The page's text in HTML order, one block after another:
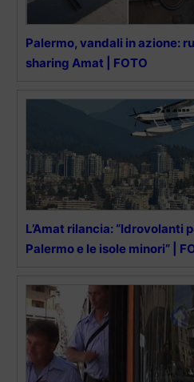
Palermo, vandali in azione:
sharing Amat | FOTO
L’Amat rilancia: “Idrovolanti
Palermo e le isole minori” |